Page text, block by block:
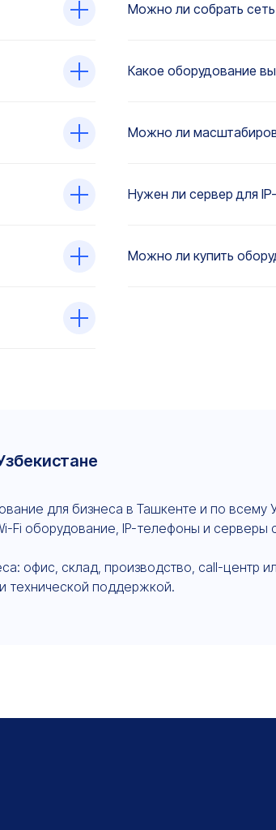
Можно ли собрать
Какое оборудование
Можно ли
Нужен ли сервер для
Можно ли купить
для бизнеса в Ташкенте и по всему
Fi оборудование, IP-телефоны и серверы
офис, склад, производство, call-центр
технической поддержкой.